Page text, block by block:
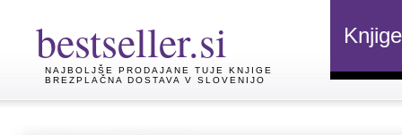
bestseller.si
NAJBOLJŠE PRODAJANE TUJE KNJIGE
BREZPLAČNA DOSTAVA V SLOVENIJO
Knjige